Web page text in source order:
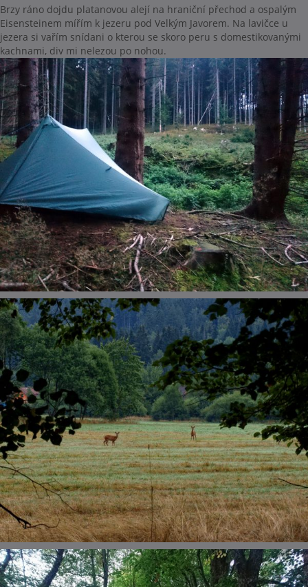
Brzy ráno dojdu platanovou alejí na hraniční přechod a ospalým
Eisensteinem mířím k jezeru pod Velkým Javorem. Na lavičce u
jezera si vařím snídani o kterou se skoro peru s domestikovanými
kachnami, div mi nelezou po nohou.